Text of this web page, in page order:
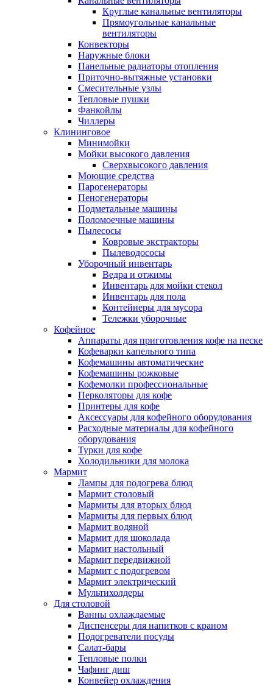
Круглые канальные вентиляторы
Прямоугольные канальные
вентиляторы
Конвекторы
Наружные блоки
Панельные радиаторы отопления
Приточно-вытяжные установки
Смесительные узлы
Тепловые пушки
Фанкойлы
Чиллеры
Клининговое
Минимойки
Мойки высокого давления
Сверхвысокого давления
Моющие средства
Парогенераторы
Пеногенераторы
Подметальные машины
Поломоечные машины
Пылесосы
Ковровые экстракторы
Пылеводососы
Уборочный инвентарь
Ведра и отжимы
Инвентарь для мойки стекол
Инвентарь для пола
Контейнеры для мусора
Тележки уборочные
Кофейное
Аппараты для приготовления кофе на песке
Кофеварки капельного типа
Кофемашины автоматические
Кофемашины рожковые
Кофемолки профессиональные
Перколяторы для кофе
Принтеры для кофе
Аксессуары для кофейного оборудования
Расходные материалы для кофейного
оборудования
Турки для кофе
Холодильники для молока
Мармит
Лампы для подогрева блюд
Мармит столовый
Мармиты для вторых блюд
Мармиты для первых блюд
Мармит водяной
Мармит для шоколада
Мармит настольный
Мармит передвижной
Мармит с подогревом
Мармит электрический
Мультихолдеры
Для столовой
Ванны охлаждаемые
Диспенсеры для напитков с краном
Подогреватели посуды
Салат-бары
Тепловые полки
Чафинг диш
Конвейер охлаждения